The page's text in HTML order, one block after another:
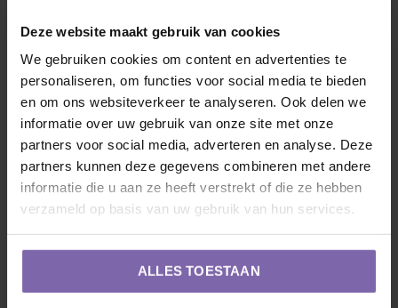
Deze website maakt gebruik van cookies
We gebruiken cookies om content en advertenties te
personaliseren, om functies voor social media te bieden
en om ons websiteverkeer te analyseren. Ook delen we
informatie over uw gebruik van onze site met onze
partners voor social media, adverteren en analyse. Deze
partners kunnen deze gegevens combineren met andere
informatie die u aan ze heeft verstrekt of die ze hebben
verzameld op basis van uw gebruik van hun services.
ALLES TOESTAAN
maar er zit nogal verschil in. Een bloesemboom is, zoals
de naam al doet vermoeden, bloemrijk. Fleurig. Een
steeneik heeft ook zo zijn charme: een groenblijver die
ook nog eens voor flink wat beschutting zorgt. En dan heb
je nog vele soorten, zoals fruitbomen. Stel je voor: een
appelboom in je tuin. Heb je zin in een lekkere, groene of
rode appel? Je plukt ze zo uit je boom. De Malus
domestica Granny Smith, bijvoorbeeld.
4. Snoeiwerk: heb je groene vingers?